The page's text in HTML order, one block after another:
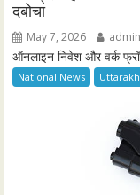
दबोचा
May 7, 2026 admin
ऑनलाइन निवेश और वर्क
National News